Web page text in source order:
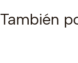
También